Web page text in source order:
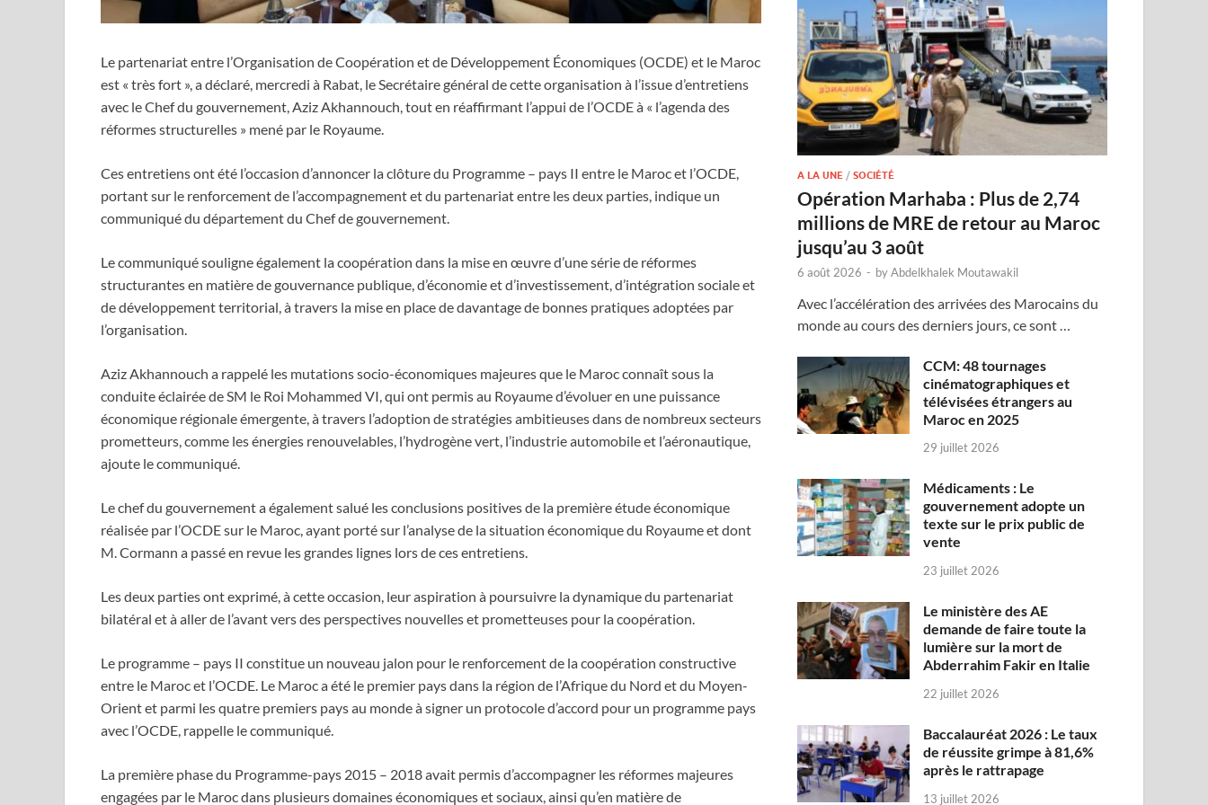
Le partenariat entre l’Organisation de Coopération et de Développement Économiques (OCDE) et le Maroc
est « très fort », a déclaré, mercredi à Rabat, le Secrétaire général de cette organisation à l’issue d’entretiens
avec le Chef du gouvernement, Aziz Akhannouch, tout en réaffirmant l’appui de l’OCDE à « l’agenda des
réformes structurelles » mené par le Royaume.
Ces entretiens ont été l’occasion d’annoncer la clôture du Programme – pays II entre le Maroc et l’OCDE,
portant sur le renforcement de l’accompagnement et du partenariat entre les deux parties, indique un
communiqué du département du Chef de gouvernement.
Le communiqué souligne également la coopération dans la mise en œuvre d’une série de réformes
structurantes en matière de gouvernance publique, d’économie et d’investissement, d’intégration sociale et
de développement territorial, à travers la mise en place de davantage de bonnes pratiques adoptées par
l’organisation.
Aziz Akhannouch a rappelé les mutations socio-économiques majeures que le Maroc connaît sous la
conduite éclairée de SM le Roi Mohammed VI, qui ont permis au Royaume d’évoluer en une puissance
économique régionale émergente, à travers l’adoption de stratégies ambitieuses dans de nombreux secteurs
prometteurs, comme les énergies renouvelables, l’hydrogène vert, l’industrie automobile et l’aéronautique,
ajoute le communiqué.
Le chef du gouvernement a également salué les conclusions positives de la première étude économique
réalisée par l’OCDE sur le Maroc, ayant porté sur l’analyse de la situation économique du Royaume et dont
M. Cormann a passé en revue les grandes lignes lors de ces entretiens.
Les deux parties ont exprimé, à cette occasion, leur aspiration à poursuivre la dynamique du partenariat
bilatéral et à aller de l’avant vers des perspectives nouvelles et prometteuses pour la coopération.
Le programme – pays II constitue un nouveau jalon pour le renforcement de la coopération constructive
entre le Maroc et l’OCDE. Le Maroc a été le premier pays dans la région de l’Afrique du Nord et du Moyen-
Orient et parmi les quatre premiers pays au monde à signer un protocole d’accord pour un programme pays
avec l’OCDE, rappelle le communiqué.
La première phase du Programme-pays 2015 – 2018 avait permis d’accompagner les réformes majeures
engagées par le Maroc dans plusieurs domaines économiques et sociaux, ainsi qu’en matière de
A LA UNE /SOCIÉTÉ
Opération Marhaba : Plus de 2,74
millions de MRE de retour au Maroc
jusqu’au 3 août
6 août 2026 - byAbdelkhalek Moutawakil
Avec l’accélération des arrivées des Marocains du
monde au cours des derniers jours, ce sont …
CCM: 48 tournages
cinématographiques et
télévisées étrangers au
Maroc en 2025
29 juillet 2026
Médicaments : Le
gouvernement adopte un
texte sur le prix public de
vente
23 juillet 2026
Le ministère des AE
demande de faire toute la
lumière sur la mort de
Abderrahim Fakir en Italie
22 juillet 2026
Baccalauréat 2026 : Le taux
de réussite grimpe à 81,6%
après le rattrapage
13 juillet 2026